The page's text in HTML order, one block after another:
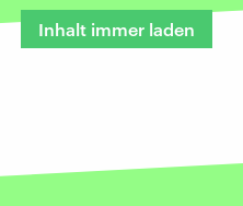
Inhalt immer laden